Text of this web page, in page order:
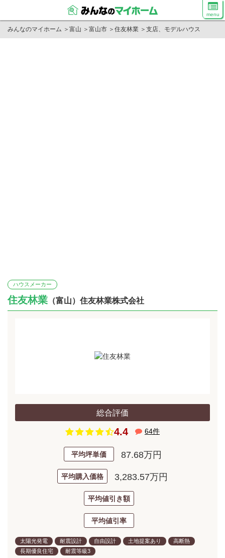
menu
みんなのマイホーム ＞ 富山 ＞ 富山市 ＞ 住友林業 ＞ 支店、モデルハウス
ハウスメーカー
住友林業 （富山）住友林業株式会社
総合評価
4.4 64件
平均坪単価 87.68万円
平均購入価格 3,283.57万円
平均値引き額
平均値引率
太陽光発電 耐震設計 自由設計 土地提案あり
高断熱
長期優良住宅
耐震等級3